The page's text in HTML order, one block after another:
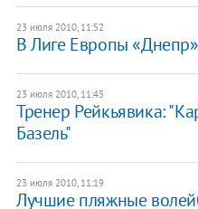
23 июля 2010, 11:52
В Лиге Европы
23 июля 2010, 11:45
Тренер Рейкьявика:
Базель"
23 июля 2010, 11:19
Лучшие пляжные